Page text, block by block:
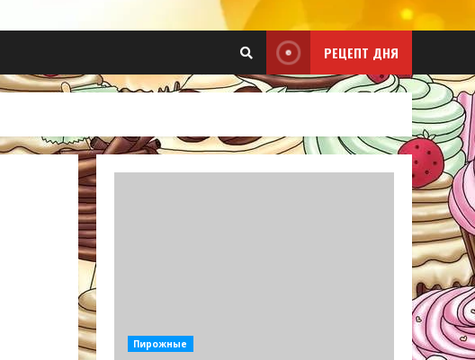
РЕЦЕПТ ДНЯ
Пирожные